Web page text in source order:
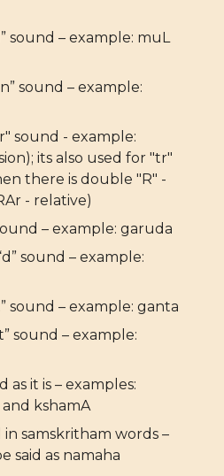
sound – example: muL
sound – example:
sound - example:
its also used for "tr"
there is double "R" -
- relative)
– example: garuda
sound – example:
sound – example: ganta
sound – example:
as it is – examples:
kshamA
in samskritham words –
said as namaha